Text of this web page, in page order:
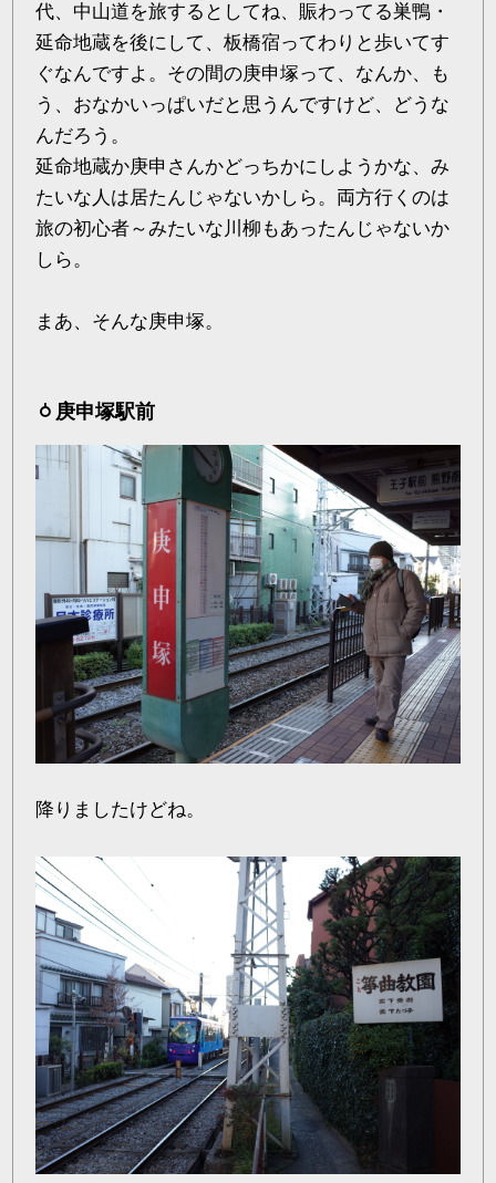
代、中山道を旅するとしてね、賑わってる巣鴨・
延命地蔵を後にして、板橋宿ってわりと歩いてす
ぐなんですよ。その間の庚申塚って、なんか、も
う、おなかいっぱいだと思うんですけど、どうな
んだろう。
延命地蔵か庚申さんかどっちかにしようかな、み
たいな人は居たんじゃないかしら。両方行くのは
旅の初心者～みたいな川柳もあったんじゃないか
しら。
まあ、そんな庚申塚。
庚申塚駅前
降りましたけどね。